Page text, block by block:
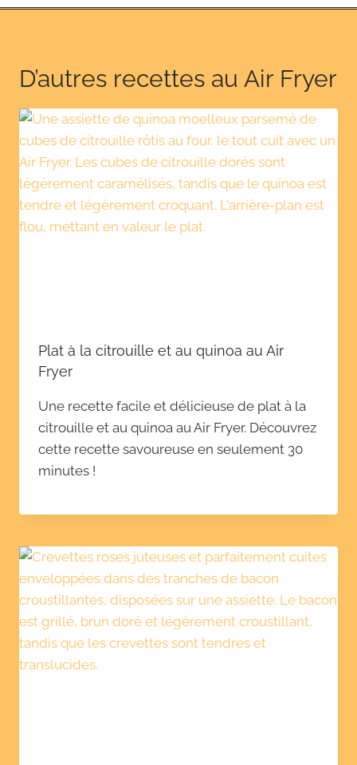
D’autres recettes au Air Fryer
Plat à la citrouille et au quinoa au Air
Fryer
Une recette facile et délicieuse de plat à la
citrouille et au quinoa au Air Fryer. Découvrez
cette recette savoureuse en seulement 30
minutes !